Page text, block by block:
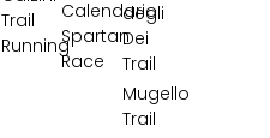
degli
Dei
Trail
Mugello
Trail
Calendario
Spartan
Race
Trail
Running